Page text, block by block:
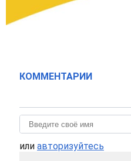
КОММЕНТАРИИ
или авторизуйтесь